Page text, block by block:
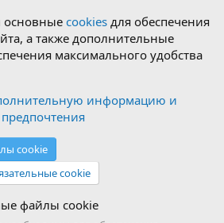
основные cookies для обеспечения
а также дополнительные
максимального удобства
информацию и
cookie
cookie
файлы cookie